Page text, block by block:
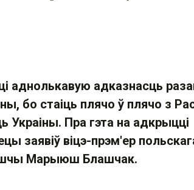
аднолькавую адказнасць
бо стаіць плячо ў плячо з
Украіны. Пра гэта на адкрыцці
заявіў віцэ-прэм'ер
Марыюш Блашчак.